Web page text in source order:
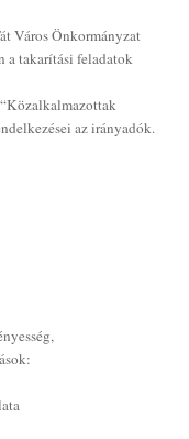
Város Önkormányzat
a takarítási feladatok
az irányadók.